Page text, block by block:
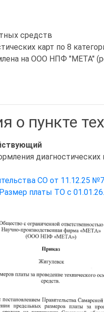
средств
карт по 8
на ООО НПФ "МЕТА"
о пункте
диагностических
СО от 11.12.25
платы ТО с 01.01.26.